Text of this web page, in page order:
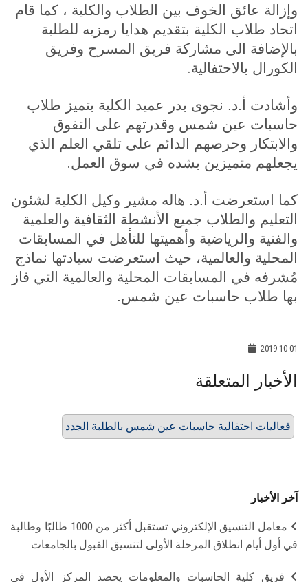
وإزالة عائق الخوف بين الطلاب والكلية ، كما قام
اتحاد طلاب الكلية بتقديم هدايا رمزيه للطلبة
بالإضافة الى مشاركة فريق المسرح وفريق
الكورال بالاحتفالية.
وأشادت أ.د. نجوى بدر عميد الكلية بتميز طلاب
حاسبات عين شمس وقدرتهم على التفوق
والابتكار وحرصهم الدائم على تلقي العلم الذي
يجعلهم متميزين بشده في سوق العمل.
كما استعرضت أ.د. هاله مشير وكيل الكلية لشئون
التعليم والطلاب جميع الأنشطة الثقافية والعلمية
والفنية والرياضية وأهميتها للتأهل في المسابقات
المحلية والعالمية، حيث استعرضت سيادتها نماذج
مُشرفه في المسابقات المحلية والعالمية التي فاز
بها طلاب حاسبات عين شمس.
2019-10-01
الأخبار المتعلقة
فعاليات احتفالية حاسبات عين شمس بالطلبة الجدد
آخر الأخبار
معامل التنسيق الإلكتروني تستقبل أكثر من 1000 طالبًا وطالبة
في أول أيام انطلاق المرحلة الأولى لتنسيق القبول بالجامعات
فريق كلية الحاسبات والمعلومات يحصد المركز الأول في